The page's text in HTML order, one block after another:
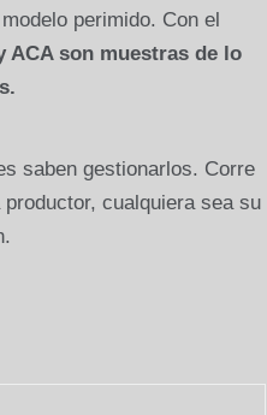
perimido. Con el
ACA son muestras de lo
saben gestionarlos. Corre
cualquiera sea su